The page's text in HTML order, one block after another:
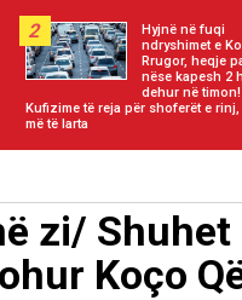
2
Hyjnë në fuqi
ndryshimet e
Rrugor, heqje
nëse kapesh 2
dehur në timon!
Kufizime të reja për shoferët e
më të larta
zi/
Koço